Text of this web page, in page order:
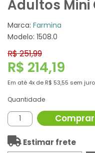
Adultos Mini
Marca: Farmina
Modelo: 1508.0
R$ 251,99
R$ 214,19
Em até 4x de R$ 53,55 sem
Quantidade
Comprar
Estimar frete